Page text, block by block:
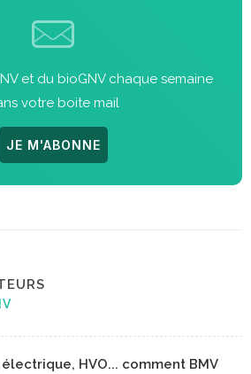
et du bioGNV chaque semaine
votre boite mail
JE M'ABONNE
électrique, HVO... comment BMV